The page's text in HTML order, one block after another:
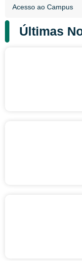
Acesso ao Campus
Últimas